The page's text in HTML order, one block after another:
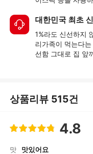
대한민국 최초
1%라도 신선하지
리가족이 먹는다
선함 그대로 집 앞
상품리뷰 515건
4.8
맛 맛있어요